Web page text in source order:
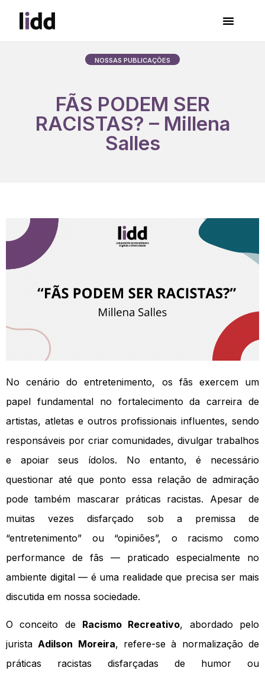
NOSSAS PUBLICAÇÕES
FÃS PODEM SER
RACISTAS? – Millena
Salles
No cenário do entretenimento, os fãs exercem um
papel fundamental no fortalecimento da carreira de
artistas, atletas e outros profissionais influentes, sendo
responsáveis por criar comunidades, divulgar trabalhos
e apoiar seus ídolos. No entanto, é necessário
questionar até que ponto essa relação de admiração
pode também mascarar práticas racistas. Apesar de
muitas vezes disfarçado sob a premissa de
“entretenimento” ou “opiniões”, o racismo como
performance de fãs — praticado especialmente no
ambiente digital — é uma realidade que precisa ser mais
discutida em nossa sociedade.
O conceito de Racismo Recreativo, abordado pelo
juristaAdilson Moreira, refere-se à normalização de
práticas racistas disfarçadas de humor ou